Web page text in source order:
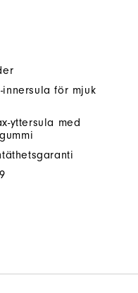
innersula för mjuk
yttersula med